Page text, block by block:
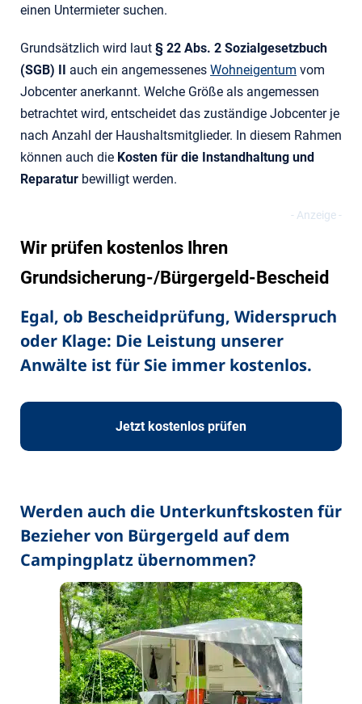
einen Untermieter suchen.
Grundsätzlich wird laut § 22 Abs. 2 Sozialgesetzbuch
(SGB) II auch ein angemessenes Wohneigentum vom
Jobcenter anerkannt. Welche Größe als angemessen
betrachtet wird, entscheidet das zuständige Jobcenter je
nach Anzahl der Haushaltsmitglieder. In diesem Rahmen
können auch die Kosten für die Instandhaltung und
Reparatur bewilligt werden.
Wir prüfen kostenlos Ihren
Grundsicherung-/Bürgergeld-Bescheid
Egal, ob Bescheidprüfung, Widerspruch
oder Klage: Die Leistung unserer
Anwälte ist für Sie immer kostenlos.
Jetzt kostenlos prüfen
Werden auch die Unterkunftskosten für
Bezieher von Bürgergeld auf dem
Campingplatz übernommen?